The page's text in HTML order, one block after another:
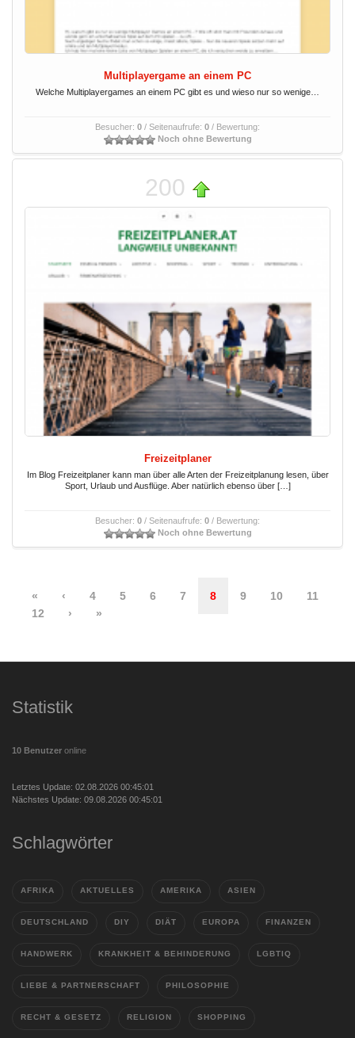
Multiplayergame an einem PC
Welche Multiplayergames an einem PC gibt es und wieso nur so wenige…
Besucher: 0 / Seitenaufrufe: 0 / Bewertung:
Noch ohne Bewertung
200
Freizeitplaner
Im Blog Freizeitplaner kann man über alle Arten der Freizeitplanung lesen, über
Sport, Urlaub und Ausflüge. Aber natürlich ebenso über […]
Besucher: 0 / Seitenaufrufe: 0 / Bewertung:
Noch ohne Bewertung
« ‹ 4 5 6 7 8 9 10
11
12
› »
Statistik
10 Benutzer online
Letztes Update: 02.08.2026 00:45:01
Nächstes Update: 09.08.2026 00:45:01
Schlagwörter
AFRIKA AKTUELLES AMERIKA ASIEN
DEUTSCHLAND DIY DIÄT EUROPA FINANZEN
HANDWERK KRANKHEIT & BEHINDERUNG LGBTIQ
LIEBE & PARTNERSCHAFT PHILOSOPHIE
RECHT & GESETZ RELIGION SHOPPING